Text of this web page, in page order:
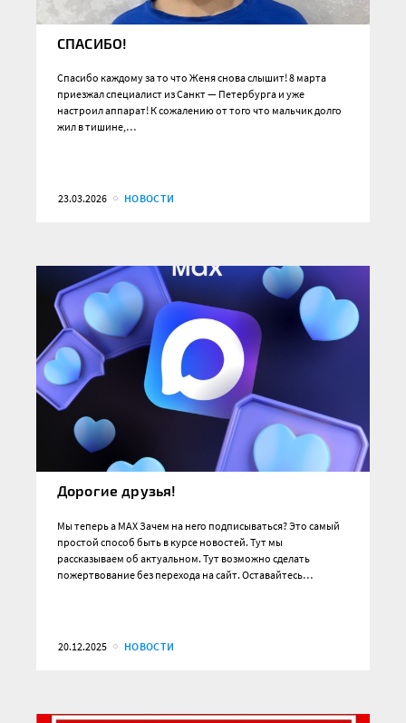
СПАСИБО!
Спасибо каждому за то что Женя снова слышит! 8 марта
приезжал специалист из Санкт — Петербурга и уже
настроил аппарат! К сожалению от того что мальчик долго
жил в тишине,…
23.03.2026 НОВОСТИ
Дорогие друзья!
Мы теперь а MAX Зачем на него подписываться? Это самый
простой способ быть в курсе новостей. Тут мы
рассказываем об актуальном. Тут возможно сделать
пожертвование без перехода на сайт. Оставайтесь…
20.12.2025 НОВОСТИ